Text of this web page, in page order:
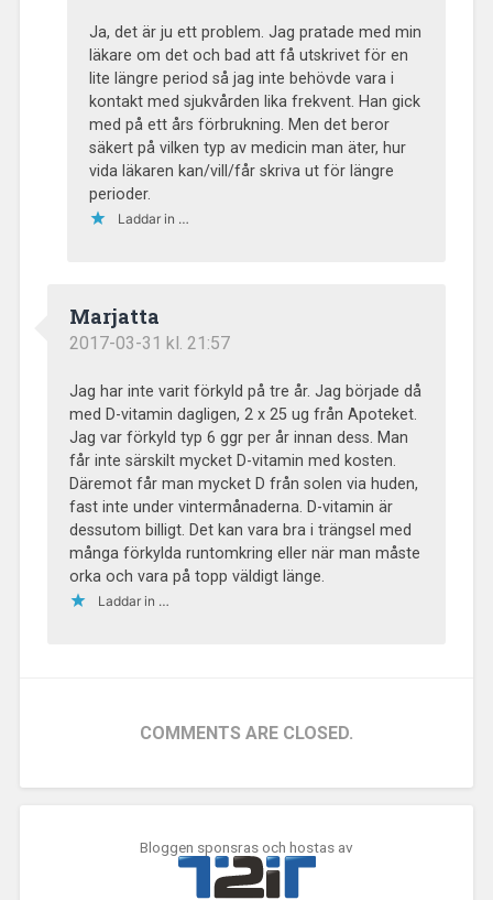
Ja, det är ju ett problem. Jag pratade med min
läkare om det och bad att få utskrivet för en
lite längre period så jag inte behövde vara i
kontakt med sjukvården lika frekvent. Han gick
med på ett års förbrukning. Men det beror
säkert på vilken typ av medicin man äter, hur
vida läkaren kan/vill/får skriva ut för längre
perioder.
Laddar in …
Marjatta
2017-03-31 kl. 21:57
Jag har inte varit förkyld på tre år. Jag började då
med D-vitamin dagligen, 2 x 25 ug från Apoteket.
Jag var förkyld typ 6 ggr per år innan dess. Man
får inte särskilt mycket D-vitamin med kosten.
Däremot får man mycket D från solen via huden,
fast inte under vintermånaderna. D-vitamin är
dessutom billigt. Det kan vara bra i trängsel med
många förkylda runtomkring eller när man måste
orka och vara på topp väldigt länge.
Laddar in …
COMMENTS ARE CLOSED.
Bloggen sponsras och hostas av